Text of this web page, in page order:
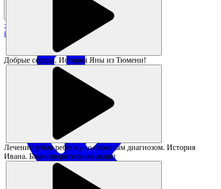
Добрые сердца. История Яны из Тюмени!
Лечение зубов ребенку со сложным диагнозом. История
Ивана. Благотворительная акция
+7 383 373-05-05
info@magikids.ru